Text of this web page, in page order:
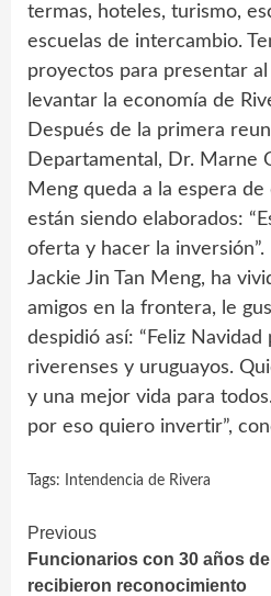
termas, hoteles, turismo,
escuelas de intercambio.
proyectos para presentar
levantar la economía de
Después de la primera
Departamental, Dr. Marne
Meng queda a la espera
están siendo elaborados:
oferta y hacer la inversión”.
Jackie Jin Tan Meng, ha
amigos en la frontera, le
despidió así: “Feliz Navidad
riverenses y uruguayos.
y una mejor vida para
por eso quiero invertir”,
Tags: Intendencia de Rivera
Continue
Reading
Previous
Funcionarios con 30 años
recibieron reconocimiento